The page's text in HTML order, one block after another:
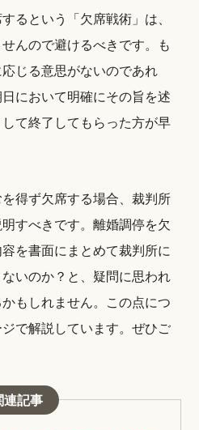
るという「欠席戦術」は、
んので避けるべきです。も
じる意思がないのであれ
において明確にその旨を述
て終了してもらった方が早
得ず欠席する場合、裁判所
すべきです。離婚調停を欠
を書面にまとめて裁判所に
いのか？と、疑問に思われ
もしれません。この点につ
で解説しています。ぜひご
連記事